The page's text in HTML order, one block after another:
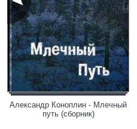
Александр Коноплин - Млечный
путь (сборник)